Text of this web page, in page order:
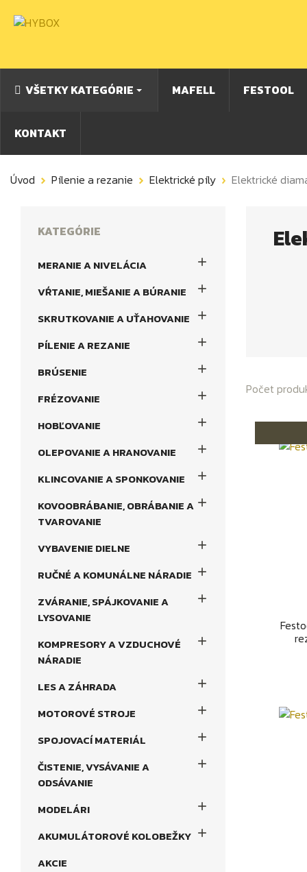
VŠETKY KATEGÓRIE MAFELL FESTOOL
KONTAKT
Úvod Pílenie a rezanie Elektrické píly Elektrické
KATEGÓRIE
MERANIE A NIVELÁCIA 
VŔTANIE, MIEŠANIE A BÚRANIE 
SKRUTKOVANIE A UŤAHOVANIE 
PÍLENIE A REZANIE 
BRÚSENIE 
FRÉZOVANIE 
HOBĽOVANIE 
OLEPOVANIE A HRANOVANIE 
KLINCOVANIE A SPONKOVANIE 
KOVOOBRÁBANIE, OBRÁBANIE A
TVAROVANIE

VYBAVENIE DIELNE 
RUČNÉ A KOMUNÁLNE NÁRADIE 
ZVÁRANIE, SPÁJKOVANIE A
LYSOVANIE

KOMPRESORY A VZDUCHOVÉ
NÁRADIE

LES A ZÁHRADA 
MOTOROVÉ STROJE 
SPOJOVACÍ MATERIÁL 
ČISTENIE, VYSÁVANIE A
ODSÁVANIE

MODELÁRI 
AKUMULÁTOROVÉ KOLOBEŽKY 
AKCIE
Počet